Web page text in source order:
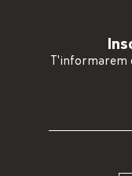
T'informarem